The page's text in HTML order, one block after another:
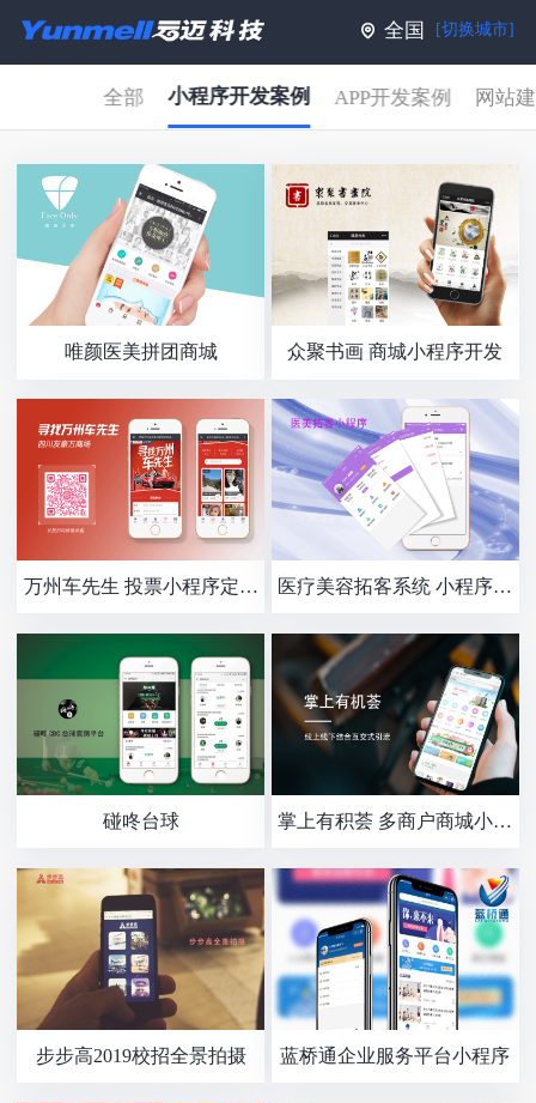
全国 [切换城市]
全部 小程序开发案例 APP开发案例 网站
唯颜医美拼团商城 众聚书画 商城小程序开发
万州车先生 投票小程序定制
开发
医疗美容拓客系统 小程序开
发
碰咚台球 掌上有积荟 多商户商城小程
序开发
步步高2019校招全景拍摄 蓝桥通企业服务平台小程序